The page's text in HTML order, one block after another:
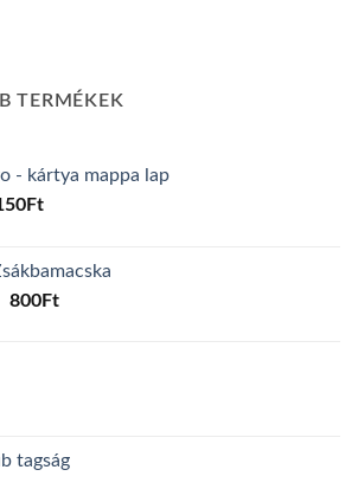
TERMÉKEK
- kártya mappa lap
FtCurrent
150Ft.
Original
800FtCurrent
tagság